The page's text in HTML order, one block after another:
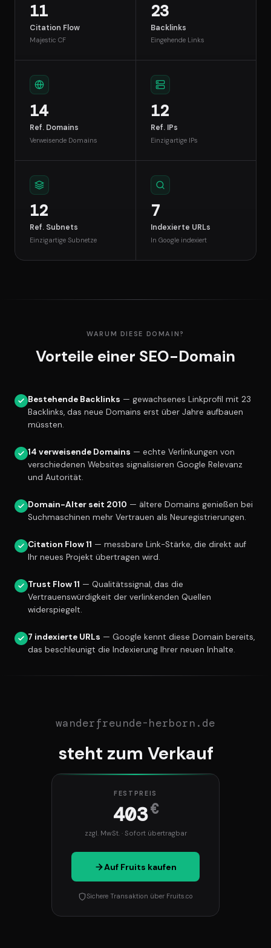
11
Citation Flow
Majestic CF
23
Backlinks
Eingehende Links
14
Ref. Domains
Verweisende Domains
12
Ref. IPs
Einzigartige IPs
12
Ref. Subnets
Einzigartige Subnetze
7
Indexierte URLs
In Google indexiert
WARUM DIESE DOMAIN?
Vorteile einer SEO-Domain
Bestehende Backlinks — gewachsenes Linkprofil mit 23
Backlinks, das neue Domains erst über Jahre aufbauen
müssten.
14 verweisende Domains — echte Verlinkungen von
verschiedenen Websites signalisieren Google Relevanz
und Autorität.
Domain-Alter seit 2010 — ältere Domains genießen bei
Suchmaschinen mehr Vertrauen als Neuregistrierungen.
Citation Flow 11 — messbare Link-Stärke, die direkt auf
Ihr neues Projekt übertragen wird.
Trust Flow 11 — Qualitätssignal, das die
Vertrauenswürdigkeit der verlinkenden Quellen
widerspiegelt.
7 indexierte URLs — Google kennt diese Domain bereits,
das beschleunigt die Indexierung Ihrer neuen Inhalte.
wanderfreunde-herborn.de
steht zum Verkauf
FESTPREIS
403€
zzgl. MwSt. · Sofort übertragbar
Auf Fruits kaufen
Sichere Transaktion über Fruits.co